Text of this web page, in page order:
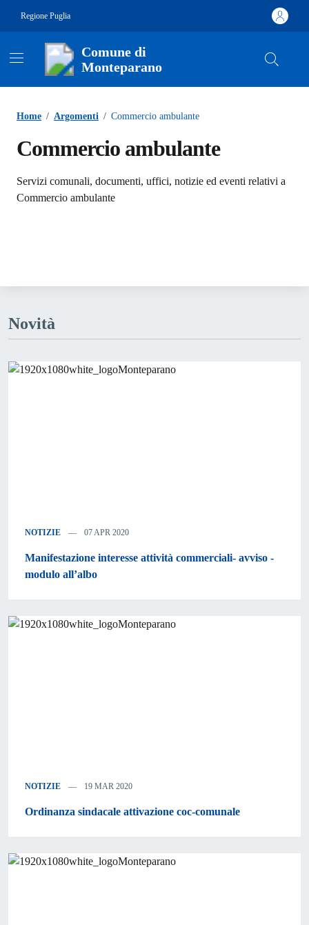
Regione Puglia
Comune di
Monteparano
Home / Argomenti / Commercio ambulante
Commercio ambulante
Dettagli dell'argomento
Servizi comunali, documenti, uffici, notizie ed eventi relativi a
Commercio ambulante
Novità
NOTIZIE 07 APR 2020
Manifestazione interesse attività commerciali- avviso -
modulo all’albo
NOTIZIE 19 MAR 2020
Ordinanza sindacale attivazione coc-comunale